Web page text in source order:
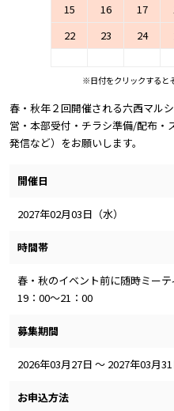
15
16 17
22
23 24
※日付をクリックすると
春・秋年２回開催される六西マル
営・本部受付・チラシ準備/配布・
発信など）をお願いします。
開催日
2027年02月03日（水）
時間帯
春・秋のイベント前に随時ミー
19：00～21：00
募集期間
2026年03月27日 ～ 2027年03月
お申込方法